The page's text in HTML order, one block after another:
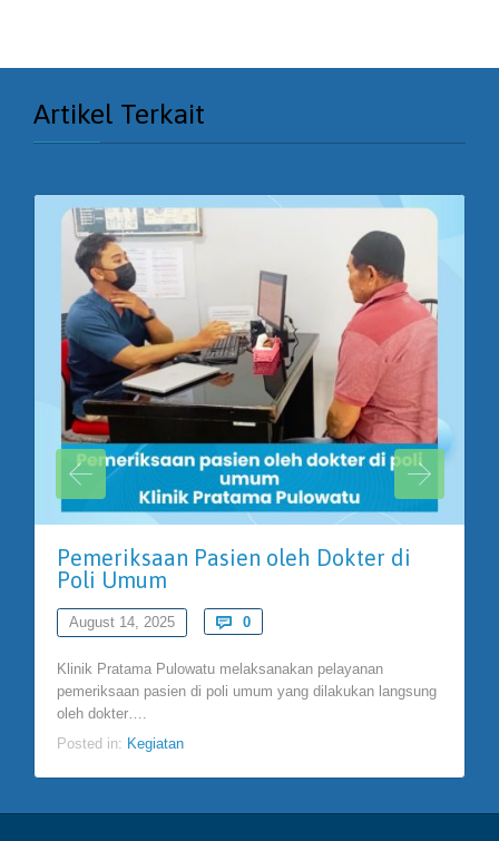
Artikel Terkait
Pemeriksaan Pasien oleh Dokter di
Poli Umum
August 14, 2025  0Comments
Klinik Pratama Pulowatu melaksanakan pelayanan
pemeriksaan pasien di poli umum yang dilakukan langsung
oleh dokter….
Posted in: Kegiatan